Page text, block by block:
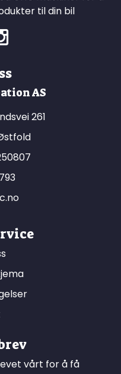
til din bil
AS
261
vårt for å få